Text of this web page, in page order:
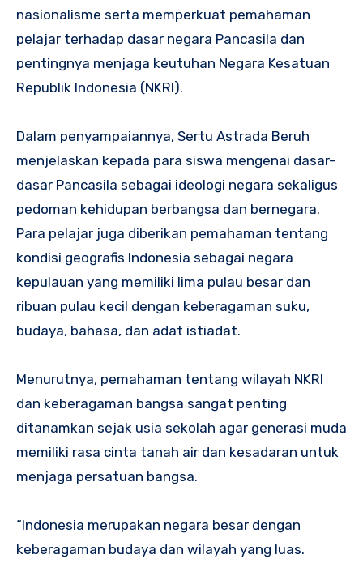
nasionalisme serta memperkuat pemahaman
pelajar terhadap dasar negara Pancasila dan
pentingnya menjaga keutuhan Negara Kesatuan
Republik Indonesia (NKRI).
Dalam penyampaiannya, Sertu Astrada Beruh
menjelaskan kepada para siswa mengenai dasar-
dasar Pancasila sebagai ideologi negara sekaligus
pedoman kehidupan berbangsa dan bernegara.
Para pelajar juga diberikan pemahaman tentang
kondisi geografis Indonesia sebagai negara
kepulauan yang memiliki lima pulau besar dan
ribuan pulau kecil dengan keberagaman suku,
budaya, bahasa, dan adat istiadat.
Menurutnya, pemahaman tentang wilayah NKRI
dan keberagaman bangsa sangat penting
ditanamkan sejak usia sekolah agar generasi muda
memiliki rasa cinta tanah air dan kesadaran untuk
menjaga persatuan bangsa.
“Indonesia merupakan negara besar dengan
keberagaman budaya dan wilayah yang luas.